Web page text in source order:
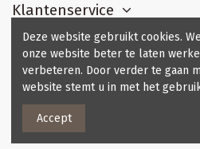
Klantenservice
Contact us
Deze website gebruikt cookies.
onze website beter te laten
verbeteren. Door verder te gaan
website stemt u in met het
Accept